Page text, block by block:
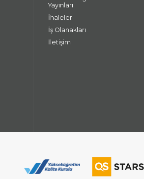
Yayınları
İhaleler
İş Olanakları
İletişim